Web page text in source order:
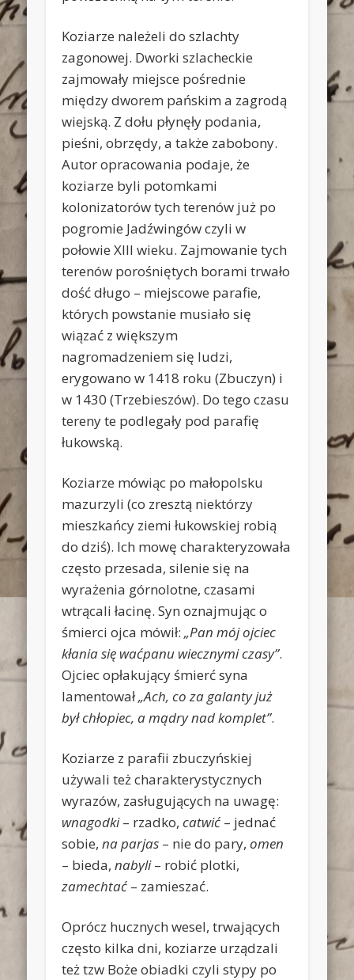
Koziarze należeli do szlachty
zagonowej. Dworki szlacheckie
zajmowały miejsce pośrednie
między dworem pańskim a zagrodą
wiejską. Z dołu płynęły podania,
pieśni, obrzędy, a także zabobony.
Autor opracowania podaje, że
koziarze byli potomkami
kolonizatorów tych terenów już po
pogromie Jadźwingów czyli w
połowie XIII wieku. Zajmowanie tych
terenów porośniętych borami trwało
dość długo – miejscowe parafie,
których powstanie musiało się
wiązać z większym
nagromadzeniem się ludzi,
erygowano w 1418 roku (Zbuczyn) i
w 1430 (Trzebieszów). Do tego czasu
tereny te podlegały pod parafię
łukowską.
Koziarze mówiąc po małopolsku
mazurzyli (co zresztą niektórzy
mieszkańcy ziemi łukowskiej robią
do dziś). Ich mowę charakteryzowała
często przesada, silenie się na
wyrażenia górnolotne, czasami
wtrącali łacinę. Syn oznajmując o
śmierci ojca mówił: „Pan mój ojciec
kłania się waćpanu wiecznymi czasy”.
Ojciec opłakujący śmierć syna
lamentował„Ach, co za galanty już
był chłopiec, a mądry nad komplet”.
Koziarze z parafii zbuczyńskiej
używali też charakterystycznych
wyrazów, zasługujących na uwagę:
wnagodki– rzadko, catwić – jednać
sobie,na parjas – nie do pary,omen
– bieda,nabyli– robić plotki,
zamechtać – zamieszać.
Oprócz hucznych wesel, trwających
często kilka dni, koziarze urządzali
też tzw Boże obiadki czyli stypy po